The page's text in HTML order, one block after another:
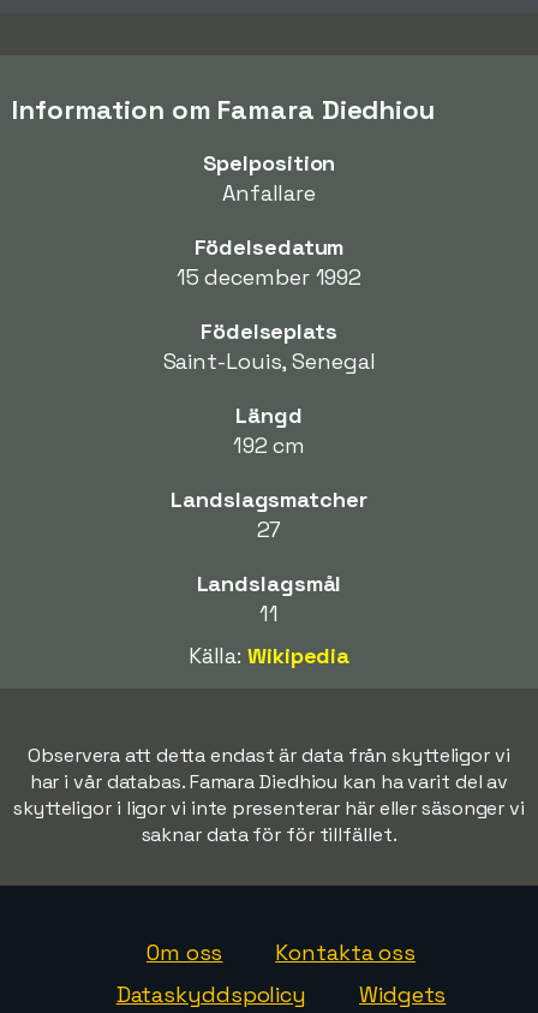
Information om Famara Diedhiou
Spelposition
Anfallare
Födelsedatum
15 december 1992
Födelseplats
Saint-Louis, Senegal
Längd
192 cm
Landslagsmatcher
27
Landslagsmål
11
Källa:Wikipedia
Observera att detta endast är data från skytteligor vi
har i vår databas. Famara Diedhiou kan ha varit del av
skytteligor i ligor vi inte presenterar här eller säsonger vi
saknar data för för tillfället.
Om oss
Kontakta oss
Dataskyddspolicy
Widgets